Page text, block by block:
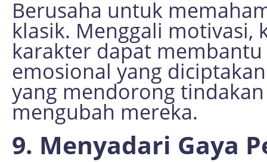
Berusaha untuk
klasik. Menggali motivasi,
karakter dapat
emosional yang
yang mendorong
mengubah mereka.
9. Menyadari Gaya